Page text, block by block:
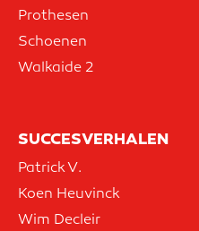
Prothesen
Schoenen
Walkaide 2
SUCCESVERHALEN
Patrick V.
Koen Heuvinck
Wim Decleir